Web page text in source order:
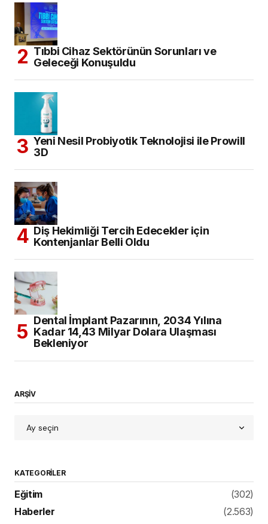
Tıbbi Cihaz Sektörünün Sorunları ve
Geleceği Konuşuldu
Yeni Nesil Probiyotik Teknolojisi ile Prowill
3D
Diş Hekimliği Tercih Edecekler için
Kontenjanlar Belli Oldu
Dental İmplant Pazarının, 2034 Yılına
Kadar 14,43 Milyar Dolara Ulaşması
Bekleniyor
ARŞİV
KATEGORILER
Eğitim
(302)
Haberler
(2.563)